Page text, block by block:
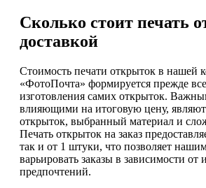
Сколько стоит печать
доставкой
Стоимость печати открыток в нашей
«ФотоПочта» формируется прежде
изготовления самих открыток.
влияющими на итоговую цену,
открыток, выбранный материал и
Печать открыток на заказ
так и от 1 штуки, что позволяет
варьировать заказы в зависимости от
предпочтений.